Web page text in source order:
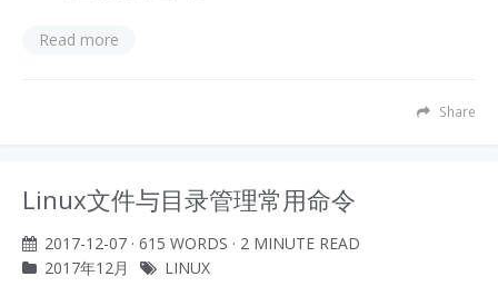
Read more
Share
Linux文件与目录管理常用命令
2017-12-07 · 615 WORDS · 2 MINUTE READ
2017年12月
LINUX